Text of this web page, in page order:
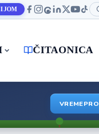
ČITAONICA